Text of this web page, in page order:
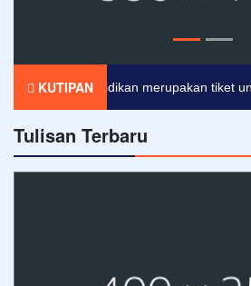
KUTIPAN
Pendidikan merupakan tiket
Tulisan Terbaru